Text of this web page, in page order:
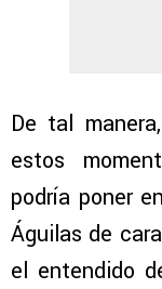
De tal
estos
podría poner
Águilas de
el entendido